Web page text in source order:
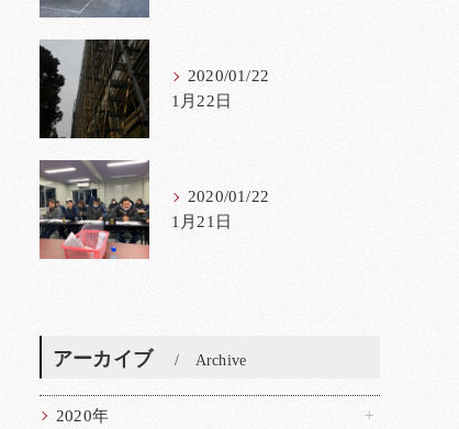
2020/01/22
1月22日
2020/01/22
1月21日
アーカイブ Archive
2020年